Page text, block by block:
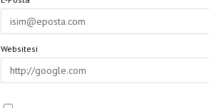
Websitesi